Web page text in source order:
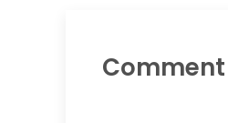
Comment